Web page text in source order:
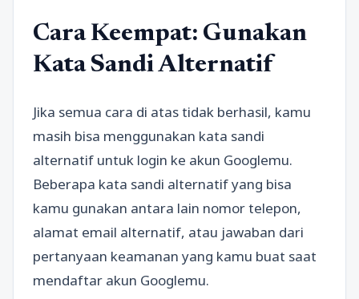
Cara Keempat: Gunakan
Kata Sandi Alternatif
Jika semua cara di atas tidak berhasil, kamu
masih bisa menggunakan kata sandi
alternatif untuk login ke akun Googlemu.
Beberapa kata sandi alternatif yang bisa
kamu gunakan antara lain nomor telepon,
alamat email alternatif, atau jawaban dari
pertanyaan keamanan yang kamu buat saat
mendaftar akun Googlemu.